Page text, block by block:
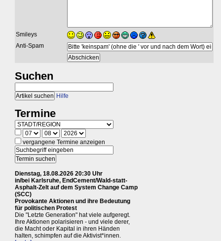
Smileys
Anti-Spam
Suchen
Hilfe
Termine
vergangene Termine anzeigen
Dienstag, 18.08.2026 20:30 Uhr
in/bei Karlsruhe, EndCement/Wald-statt-
Asphalt-Zelt auf dem System Change Camp
(SCC)
Provokante Aktionen und ihre Bedeutung
für politischen Protest
Die "Letzte Generation" hat viele aufgeregt.
Ihre Aktionen polarisieren - und viele derer,
die Macht oder Kapital in ihren Händen
halten, schimpfen auf die Aktivist*innen.